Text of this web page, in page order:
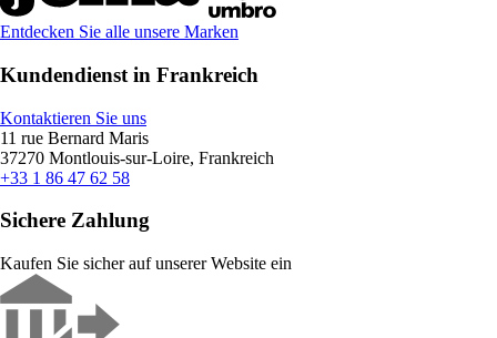
Entdecken Sie alle unsere Marken
Kundendienst in Frankreich
Kontaktieren Sie uns
11 rue Bernard Maris
37270 Montlouis-sur-Loire, Frankreich
+33 1 86 47 62 58
Sichere Zahlung
Kaufen Sie sicher auf unserer Website ein